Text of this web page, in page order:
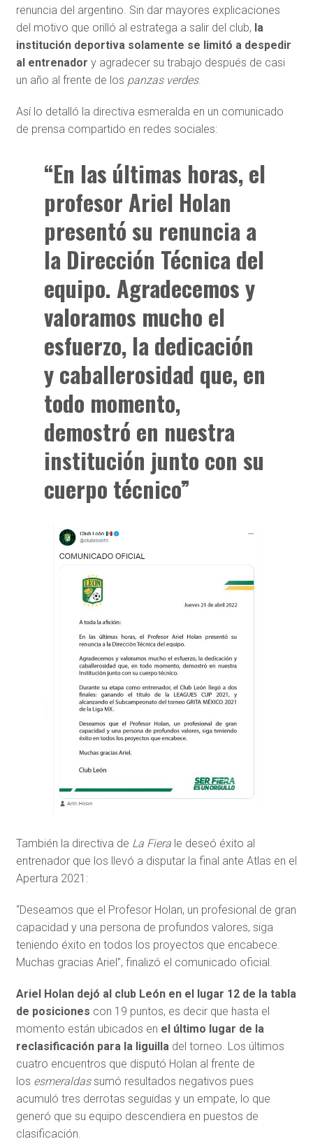
renuncia del argentino. Sin dar mayores explicaciones
del motivo que orilló al estratega a salir del club, la
institución deportiva solamente se limitó a despedir
al entrenador y agradecer su trabajo después de casi
un año al frente de los panzas verdes.
Así lo detalló la directiva esmeralda en un comunicado
de prensa compartido en redes sociales:
“En las últimas horas, el
profesor Ariel Holan
presentó su renuncia a
la Dirección Técnica del
equipo. Agradecemos y
valoramos mucho el
esfuerzo, la dedicación
y caballerosidad que, en
todo momento,
demostró en nuestra
institución junto con su
cuerpo técnico”
También la directiva de La Fierale deseó éxito al
entrenador que los llevó a disputar la final ante Atlas en el
Apertura 2021:
“Deseamos que el Profesor Holan, un profesional de gran
capacidad y una persona de profundos valores, siga
teniendo éxito en todos los proyectos que encabece.
Muchas gracias Ariel”, finalizó el comunicado oficial.
Ariel Holan dejó al club León en el lugar 12 de la tabla
de posiciones con 19 puntos, es decir que hasta el
momento están ubicados en el último lugar de la
reclasificación para la liguilla del torneo. Los últimos
cuatro encuentros que disputó Holan al frente de
los esmeraldassumó resultados negativos pues
acumuló tres derrotas seguidas y un empate, lo que
generó que su equipo descendiera en puestos de
clasificación.